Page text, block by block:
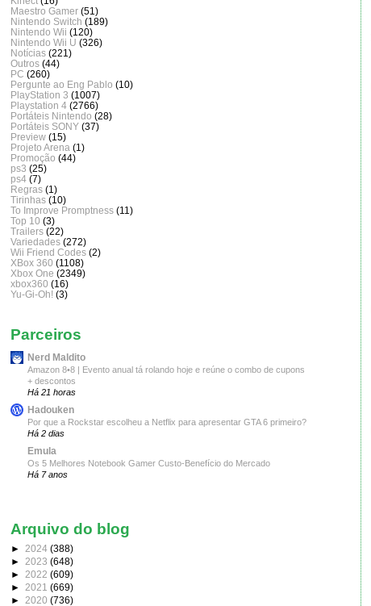
Maestro Gamer (51)
Nintendo Switch (189)
Nintendo Wii (120)
Nintendo Wii U (326)
Notícias (221)
Outros (44)
PC (260)
Pergunte ao Eng Pablo (10)
PlayStation 3 (1007)
Playstation 4 (2766)
Portáteis Nintendo (28)
Portáteis SONY (37)
Preview (15)
Projeto Arena (1)
Promoção (44)
ps3 (25)
ps4 (7)
Regras (1)
Tirinhas (10)
To Improve Promptness (11)
Top 10 (3)
Trailers (22)
Variedades (272)
Wii Friend Codes (2)
XBox 360 (1108)
Xbox One (2349)
xbox360 (16)
Yu-Gi-Oh! (3)
Parceiros
Nerd Maldito
Amazon 8•8 | Evento anual tá rolando hoje e reúne o combo de cupons
+ descontos
Há 21 horas
Hadouken
Por que a Rockstar escolheu a Netflix para apresentar GTA 6 primeiro?
Há 2 dias
Emula
Os 5 Melhores Notebook Gamer Custo-Benefício do Mercado
Há 7 anos
Arquivo do blog
► 2024 (388)
► 2023 (648)
► 2022 (609)
► 2021 (669)
► 2020 (736)